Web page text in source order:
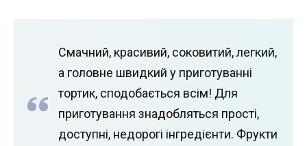
Смачний, красивий, соковитий, легкий,
а головне швидкий у приготуванні
тортик, сподобається всім! Для
приготування знадобляться прості,
доступні, недорогі інгредієнти. Фрукти